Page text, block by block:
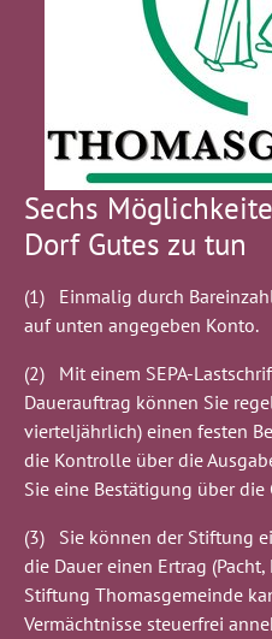
Sechs
Dorf Gutes zu tun
(1) Einmalig durch
auf unten angegeben Konto.
(2) Mit einem SEPA-
Dauerauftrag können Sie
vierteljährlich) einen festen
die Kontrolle über die
Sie eine Bestätigung über
(3) Sie können der Stiftung
die Dauer einen Ertrag
Stiftung Thomasgemeinde
Vermächtnisse steuerfrei